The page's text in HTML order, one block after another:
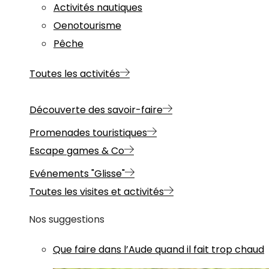
Activités nautiques
Oenotourisme
Pêche
Toutes les activités
Découverte des savoir-faire
Promenades touristiques
Escape games & Co
Evénements "Glisse"
Toutes les visites et activités
Nos suggestions
Que faire dans l’Aude quand il fait trop chaud